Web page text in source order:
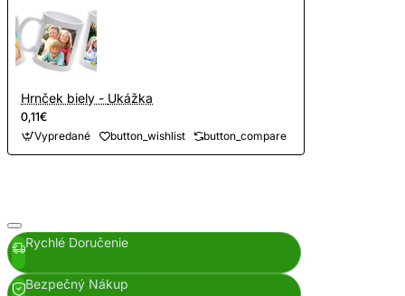
Hrnček biely - Ukážka
0,11€
Vypredané button_wishlist button_compare
Rychlé Doručenie
Bezpečný Nákup